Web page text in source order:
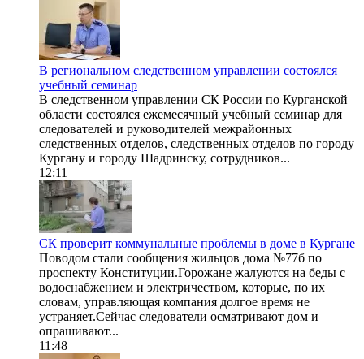
В региональном следственном управлении состоялся
учебный семинар
В следственном управлении СК России по Курганской
области состоялся ежемесячный учебный семинар для
следователей и руководителей межрайонных
следственных отделов, следственных отделов по городу
Кургану и городу Шадринску, сотрудников...
12:11
CК проверит коммунальные проблемы в доме в Кургане
Поводом стали сообщения жильцов дома №77б по
проспекту Конституции.Горожане жалуются на беды с
водоснабжением и электричеством, которые, по их
словам, управляющая компания долгое время не
устраняет.Сейчас следователи осматривают дом и
опрашивают...
11:48